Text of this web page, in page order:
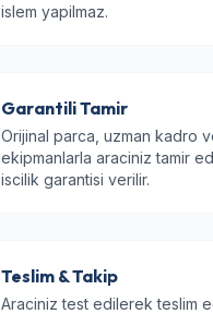
islem yapilmaz.
Garantili Tamir
Orijinal parca, uzman kadro
ekipmanlarla araciniz tamir
iscilik garantisi verilir.
Teslim & Takip
Araciniz test edilerek teslim